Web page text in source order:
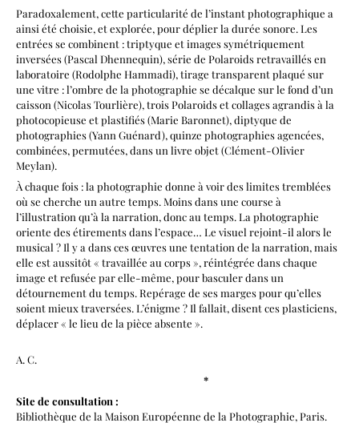
Paradoxalement, cette particularité de l’instant photographique a
ainsi été choisie, et explorée, pour déplier la durée sonore. Les
entrées se combinent : triptyque et images symétriquement
inversées (Pascal Dhennequin), série de Polaroids retravaillés en
laboratoire (Rodolphe Hammadi), tirage transparent plaqué sur
une vitre : l’ombre de la photographie se décalque sur le fond d’un
caisson (Nicolas Tourlière), trois Polaroids et collages agrandis à la
photocopieuse et plastifiés (Marie Baronnet), diptyque de
photographies (Yann Guénard), quinze photographies agencées,
combinées, permutées, dans un livre objet (Clément-Olivier
Meylan).
À chaque fois : la photographie donne à voir des limites tremblées
où se cherche un autre temps. Moins dans une course à
l’illustration qu’à la narration, donc au temps. La photographie
oriente des étirements dans l’espace… Le visuel rejoint-il alors le
musical ? Il y a dans ces œuvres une tentation de la narration, mais
elle est aussitôt « travaillée au corps », réintégrée dans chaque
image et refusée par elle-même, pour basculer dans un
détournement du temps. Repérage de ses marges pour qu’elles
soient mieux traversées. L’énigme ? Il fallait, disent ces plasticiens,
déplacer « le lieu de la pièce absente ».
A. C.
*
Site de consultation :
Bibliothèque de la Maison Européenne de la Photographie, Paris.